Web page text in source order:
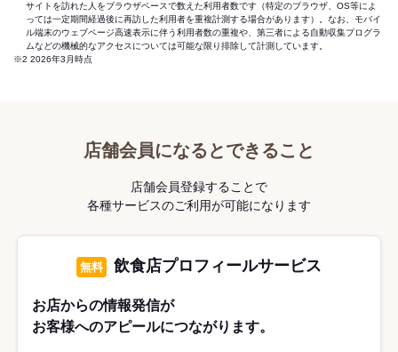
サイトを訪れた人をブラウザベースで数えた利用者数です（特定のブラウザ、OS等によ
っては一定期間経過後に再訪した利用者を重複計測する場合があります）。なお、モバイ
ル端末のウェブページ高速表示に伴う利用者数の重複や、第三者による自動収集プログラ
ムなどの機械的なアクセスについては可能な限り排除して計測しています。
※2 2026年3月時点
店舗会員になるとできること
店舗会員登録することで
各種サービスのご利用が可能になります
無料 飲食店プロフィールサービス
お店からの情報発信が
お客様へのアピールにつながります。